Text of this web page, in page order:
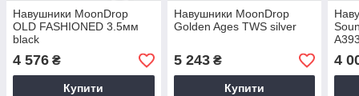
Навушники MoonDrop
OLD FASHIONED 3.5мм
black
4 576 ₴
Купити
Навушники MoonDrop
Golden Ages TWS silver
5 243₴
Купити
4